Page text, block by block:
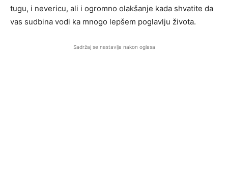
tugu, i nevericu, ali i ogromno olakšanje kada shvatite da
vas sudbina vodi ka mnogo lepšem poglavlju života.
Sadržaj se nastavlja nakon oglasa